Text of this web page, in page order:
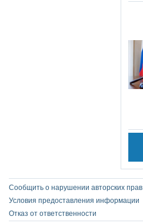
Сообщить о нарушении авторских прав
Условия предоставления информации
Отказ от ответственности